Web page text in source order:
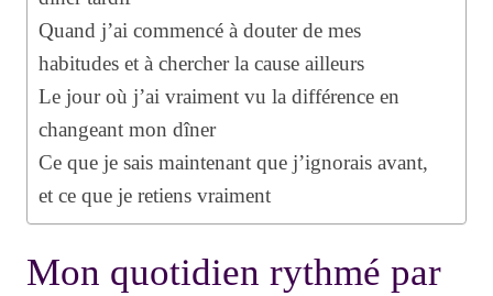
Quand j’ai commencé à douter de mes
habitudes et à chercher la cause ailleurs
Le jour où j’ai vraiment vu la différence en
changeant mon dîner
Ce que je sais maintenant que j’ignorais avant,
et ce que je retiens vraiment
Mon quotidien rythmé par